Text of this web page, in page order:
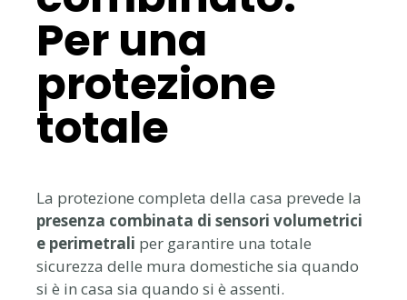
Per una
protezione
totale
La protezione completa della casa prevede la
presenza combinata di sensori volumetrici
e perimetrali per garantire una totale
sicurezza delle mura domestiche sia quando
si è in casa sia quando si è assenti.